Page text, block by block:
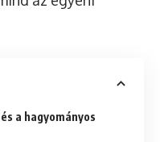
a hagyományos